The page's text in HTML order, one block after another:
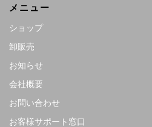
メニュー
ショップ
卸販売
お知らせ
会社概要
お問い合わせ
お客様サポート窓口